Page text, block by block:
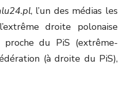
, l’un des médias les
droite polonaise
proche du PiS (extrême-
(à droite du PiS),